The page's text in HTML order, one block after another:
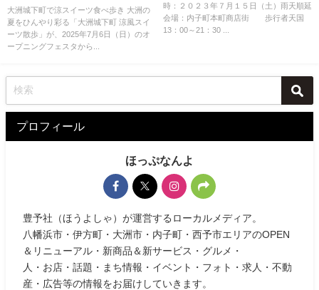
大洲城下町で涼スイーツ食べ歩き 大洲の
夏をひんやり彩る「大洲城下町 涼風スイ
ーツ散歩」が、2025年7月6日（日）のオ
ープニングフェスタから...
時：２０２３年７月１５日（土）雨天順延
会場：内子町本町商店街 歩行者天国
13：00～21：30 ...
プロフィール
ほっぷなんよ
豊予社（ほうよしゃ）が運営するローカルメディア。
八幡浜市・伊方町・大洲市・内子町・西予市エリアのOPEN
＆リニューアル・新商品＆新サービス・グルメ・
人・お店・話題・まち情報・イベント・フォト・求人・不動
産・広告等の情報をお届けしていきます。